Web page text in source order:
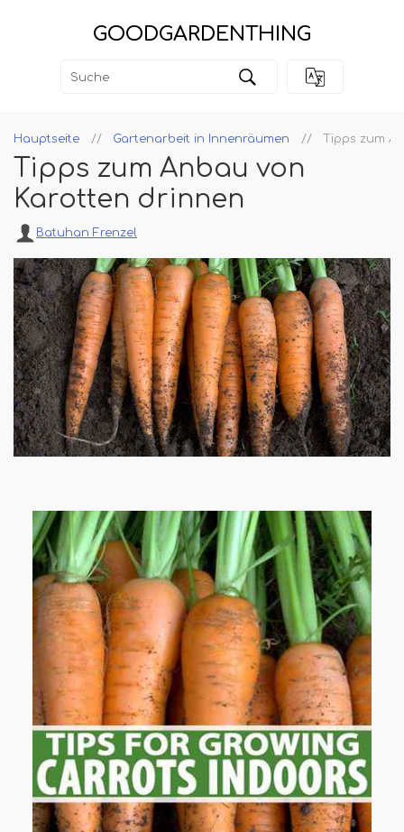
GOODGARDENTHING
Hauptseite Gartenarbeit in Innenräumen Tipps zum
Tipps zum Anbau von
Karotten drinnen
Batuhan Frenzel